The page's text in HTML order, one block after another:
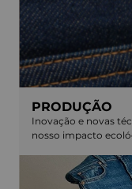
PRODUÇÃO
Inovação e novas
nosso impacto